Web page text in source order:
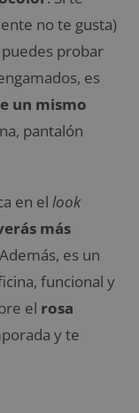
no te gusta)
probar
es
un mismo
pantalón
en el look
más
es un
funcional y
el rosa
y te